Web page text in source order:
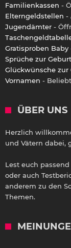
Familienkassen -
Elterngeldstellen -
Jugendämter -
Gratisproben Baby
Sprüche zur Geburt
Glückwünsche zur
Vornamen -
ÜBER UNS
Herzlich
und Vätern dabei,
Lest euch
oder auch
anderem zu den
Themen.